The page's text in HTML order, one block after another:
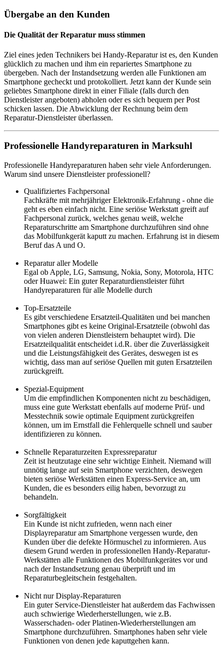
Übergabe an den Kunden
Die Qualität der Reparatur muss stimmen
Ziel eines jeden Technikers bei Handy-Reparatur ist es, den Kunden
glücklich zu machen und ihm ein repariertes Smartphone zu
übergeben. Nach der Instandsetzung werden alle Funktionen am
Smartphone gecheckt und protokolliert. Jetzt kann der Kunde sein
geliebtes Smartphone direkt in einer Filiale (falls durch den
Dienstleister angeboten) abholen oder es sich bequem per Post
schicken lassen. Die Abwicklung der Rechnung beim dem
Reparatur-Dienstleister überlassen.
Professionelle Handyreparaturen in Marksuhl
Professionelle Handyreparaturen haben sehr viele Anforderungen.
Warum sind unsere Dienstleister professionell?
Qualifiziertes Fachpersonal
Fachkräfte mit mehrjähriger Elektronik-Erfahrung - ohne die
geht es eben einfach nicht. Eine seriöse Werkstatt greift auf
Fachpersonal zurück, welches genau weiß, welche
Reparaturschritte am Smartphone durchzuführen sind ohne
das Mobilfunkgerät kaputt zu machen. Erfahrung ist in diesem
Beruf das A und O.
Reparatur aller Modelle
Egal ob Apple, LG, Samsung, Nokia, Sony, Motorola, HTC
oder Huawei: Ein guter Reparaturdienstleister führt
Handyreparaturen für alle Modelle durch
Top-Ersatzteile
Es gibt verschiedene Ersatzteil-Qualitäten und bei manchen
Smartphones gibt es keine Original-Ersatzteile (obwohl das
von vielen anderen Dienstleistern behauptet wird). Die
Ersatzteilqualität entscheidet i.d.R. über die Zuverlässigkeit
und die Leistungsfähigkeit des Gerätes, deswegen ist es
wichtig, dass man auf seriöse Quellen mit guten Ersatzteilen
zurückgreift.
Spezial-Equipment
Um die empfindlichen Komponenten nicht zu beschädigen,
muss eine gute Werkstatt ebenfalls auf moderne Prüf- und
Messtechnik sowie optimale Equipment zurückgreifen
können, um im Ernstfall die Fehlerquelle schnell und sauber
identifizieren zu können.
Schnelle Reparaturzeiten Expressreparatur
Zeit ist heutzutage eine sehr wichtige Einheit. Niemand will
unnötig lange auf sein Smartphone verzichten, deswegen
bieten seriöse Werkstätten einen Express-Service an, um
Kunden, die es besonders eilig haben, bevorzugt zu
behandeln.
Sorgfältigkeit
Ein Kunde ist nicht zufrieden, wenn nach einer
Displayreparatur am Smartphone vergessen wurde, den
Kunden über die defekte Hörmuschel zu informieren. Aus
diesem Grund werden in professionellen Handy-Reparatur-
Werkstätten alle Funktionen des Mobilfunkgerätes vor und
nach der Instandsetzung genau überprüft und im
Reparaturbegleitschein festgehalten.
Nicht nur Display-Reparaturen
Ein guter Service-Dienstleister hat außerdem das Fachwissen
auch schwierige Wiederherstellungen, wie z.B.
Wasserschaden- oder Platinen-Wiederherstellungen am
Smartphone durchzuführen. Smartphones haben sehr viele
Funktionen von denen jede kaputtgehen kann.